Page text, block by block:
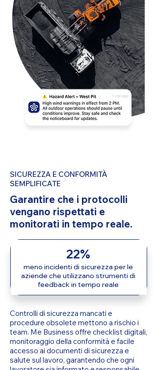
SICUREZZA E CONFORMITÀ
SEMPLIFICATE
Garantire che i protocolli
vengano rispettati e
monitorati in tempo reale.
22%
meno incidenti di sicurezza per le
aziende che utilizzano strumenti di
feedback in tempo reale
Controlli di sicurezza mancati e
procedure obsolete mettono a rischio i
team. Me Business offre checklist digitali,
monitoraggio della conformità e facile
accesso ai documenti di sicurezza e
salute sul lavoro, garantendo che ogni